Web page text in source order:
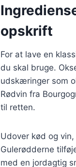
opskrift
For at lave en
du skal bruge.
udskæringer som
Rødvin fra
til retten.
Udover kød og
Gulerødderne
med en jordagtig